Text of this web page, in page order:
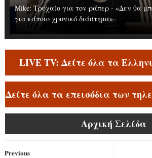
Mike: Τροχαίο για τον ράπερ - «Δεν θα
για κάποιο χρονικό διάστημα»
LIVE TV: Δείτε όλα τα
Δείτε όλα τα επεισόδια των
Αρχική Σελίδα
Previous